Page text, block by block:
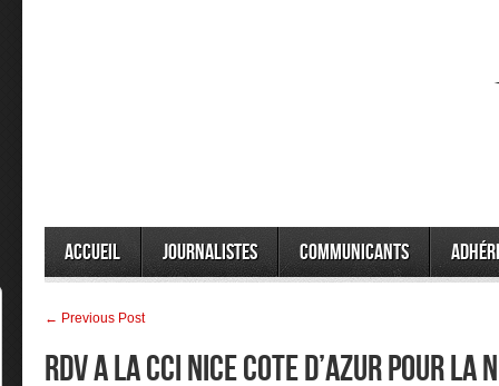
Accueil Journalistes Communicants
← Previous Post
RDV A LA CCI NICE COTE D’AZUR POUR LA